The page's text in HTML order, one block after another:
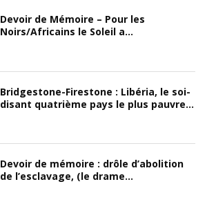
Devoir de Mémoire – Pour les
Noirs/Africains le Soleil a...
Bridgestone-Firestone : Libéria, le soi-
disant quatrième pays le plus pauvre...
Devoir de mémoire : drôle d’abolition
de l’esclavage, (le drame...